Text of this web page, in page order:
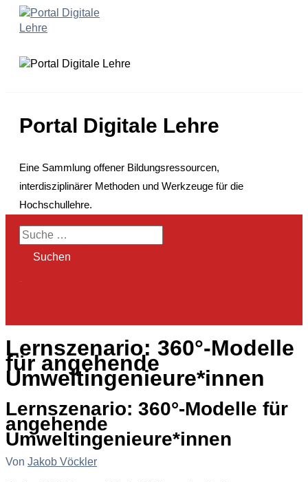
Zum
Inhalt
Portal Digitale Lehre
Eine Sammlung offener Bildungsressourcen,
interdisziplinärer Methoden und Werkzeuge für die
Hochschullehre.
Lernszenario: 360°-Modelle
für angehende
Umweltingenieure*innen
Lernszenario: 360°-Modelle für
angehende
Umweltingenieure*innen
Von Jakob Vöckler